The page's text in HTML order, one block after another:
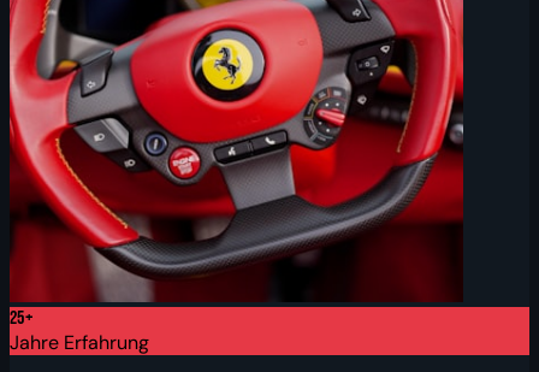
25+
Jahre Erfahrung